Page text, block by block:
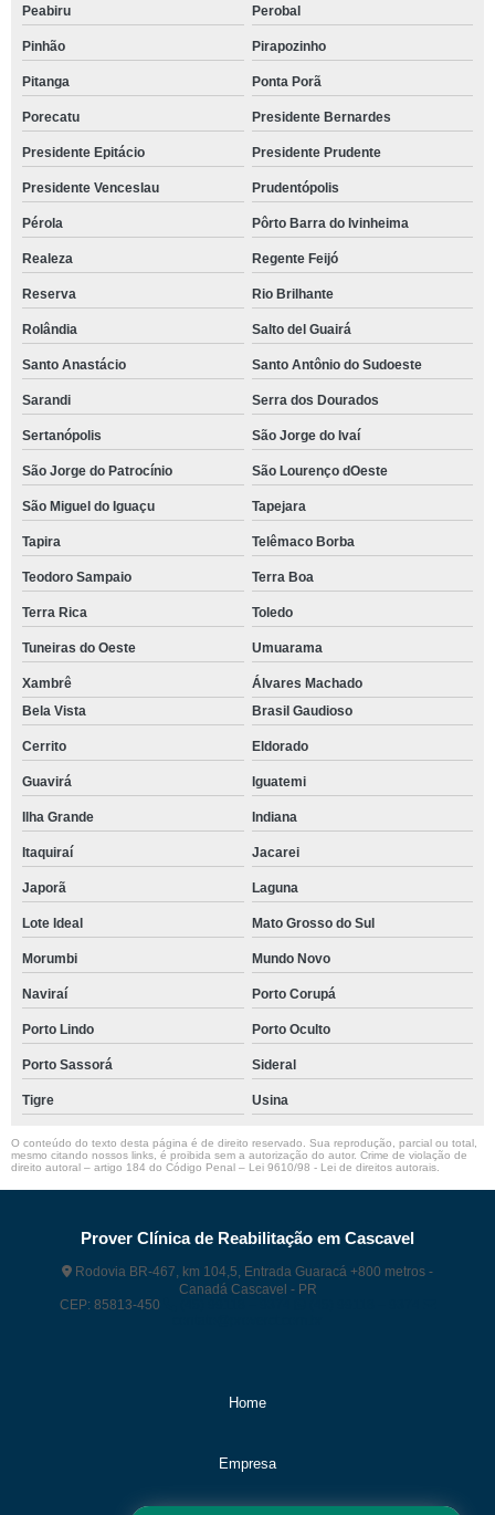
Peabiru Perobal
Pinhão Pirapozinho
Pitanga Ponta Porã
Porecatu Presidente Bernardes
Presidente Epitácio Presidente Prudente
Presidente Venceslau Prudentópolis
Pérola Pôrto Barra do Ivinheima
Realeza Regente Feijó
Reserva Rio Brilhante
Rolândia Salto del Guairá
Santo Anastácio Santo Antônio do Sudoeste
Sarandi Serra dos Dourados
Sertanópolis São Jorge do Ivaí
São Jorge do Patrocínio São Lourenço dOeste
São Miguel do Iguaçu Tapejara
Tapira Telêmaco Borba
Teodoro Sampaio Terra Boa
Terra Rica Toledo
Tuneiras do Oeste Umuarama
Xambrê
Álvares Machado
Bela Vista
Brasil Gaudioso
Cerrito Eldorado
Guavirá Iguatemi
Ilha Grande Indiana
Itaquiraí Jacarei
Japorã Laguna
Lote Ideal Mato Grosso do Sul
Morumbi Mundo Novo
Naviraí Porto Corupá
Porto Lindo Porto Oculto
Porto Sassorá Sideral
Tigre Usina
O conteúdo do texto desta página é de direito reservado. Sua reprodução, parcial ou total,
mesmo citando nossos links, é proibida sem a autorização do autor. Crime de violação de
direito autoral – artigo 184 do Código Penal – Lei 9610/98 - Lei de direitos autorais
Prover Clínica de Reabilitação em Cascavel
Rodovia BR-467, km 104,5, Entrada Guaracá +800 metros -
Canadá Cascavel - PR
CEP: 85813-450
Home
Empresa